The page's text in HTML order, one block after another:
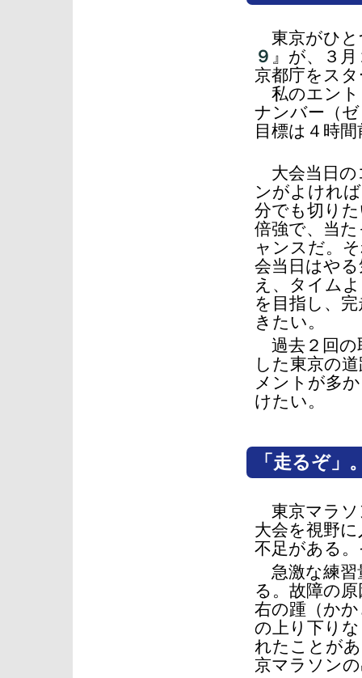
東京がひと
９ 』が、３
京都庁をス
私のエント
ナンバー（
目標は４時
大会当日の
ンがよけれ
分でも切り
倍強で、当
ャンスだ。
会当日はや
え、タイム
を目指し、
きたい。
過去２回の
した東京の
メントが多
けたい。
「走るぞ
東京マラソ
大会を視野
不足がある
急激な練習
る。故障の
右の踵（か
の上り下り
れたことが
京マラソン